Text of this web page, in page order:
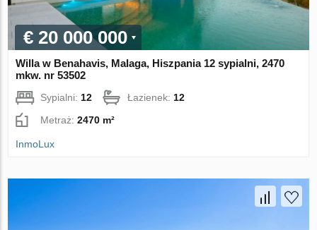
€ 20 000 000
Willa w Benahavis, Malaga, Hiszpania 12 sypialni, 2470
mkw. nr 53502
Sypialni:12 Łazienek:12
Metraż:2470 m²
InmoLux